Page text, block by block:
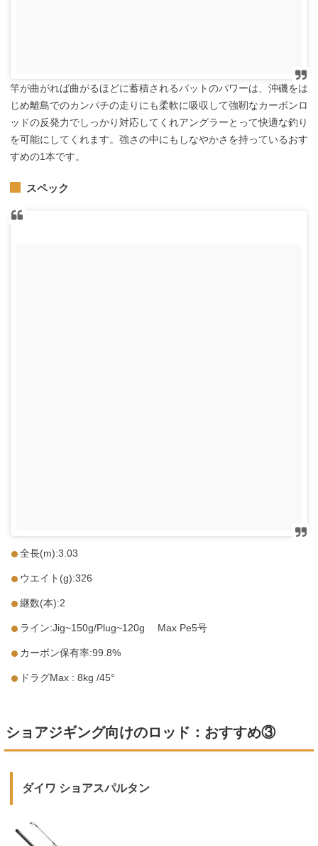
竿が曲がれば曲がるほどに蓄積されるバットのパワーは、沖磯をは
じめ離島でのカンパチの走りにも柔軟に吸収して強靭なカーボンロ
ッドの反発力でしっかり対応してくれアングラーとって快適な釣り
を可能にしてくれます。強さの中にもしなやかさを持っているおす
すめの1本です。
スペック
全長(m):3.03
ウエイト(g):326
継数(本):2
ライン:Jig~150g/Plug~120g Max Pe5号
カーボン保有率:99.8%
ドラグMax : 8kg /45°
ショアジギング向けのロッド：おすすめ③
ダイワ ショアスパルタン